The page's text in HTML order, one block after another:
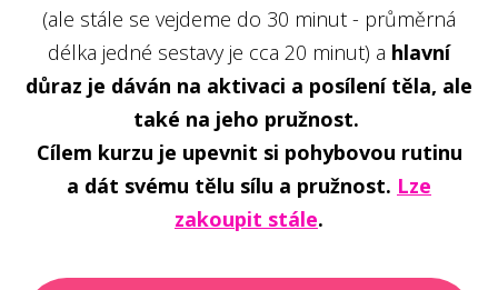
(ale stále se vejdeme do 30 minut - průměrná
délka jedné sestavy je cca 20 minut) a hlavní
důraz je dáván na aktivaci a posílení těla, ale
také na jeho pružnost.
Cílem kurzu je upevnit si pohybovou rutinu
a dát svému tělu sílu a pružnost. Lze
zakoupit stále.